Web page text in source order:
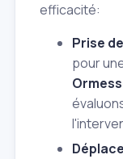
efficacité:
Prise
pour